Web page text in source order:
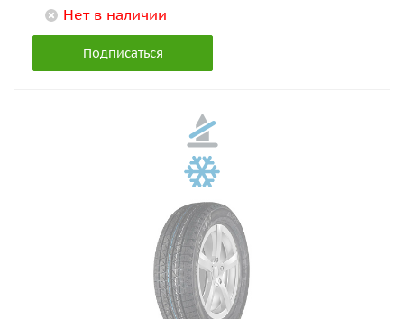
Нет в наличии
Подписаться